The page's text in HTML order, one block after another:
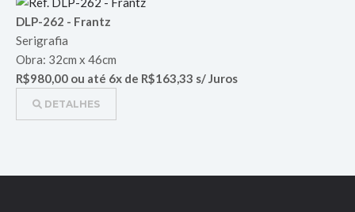
DLP-262 - Frantz
Serigrafia
Obra: 32cm x 46cm
R$980,00 ou até 6x de R$163,33 s/ Juros
DETALHES